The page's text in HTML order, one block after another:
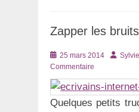
Zapper les
Posté
le
25 mars 2014 Auteur
Commentaire
Quelques petits